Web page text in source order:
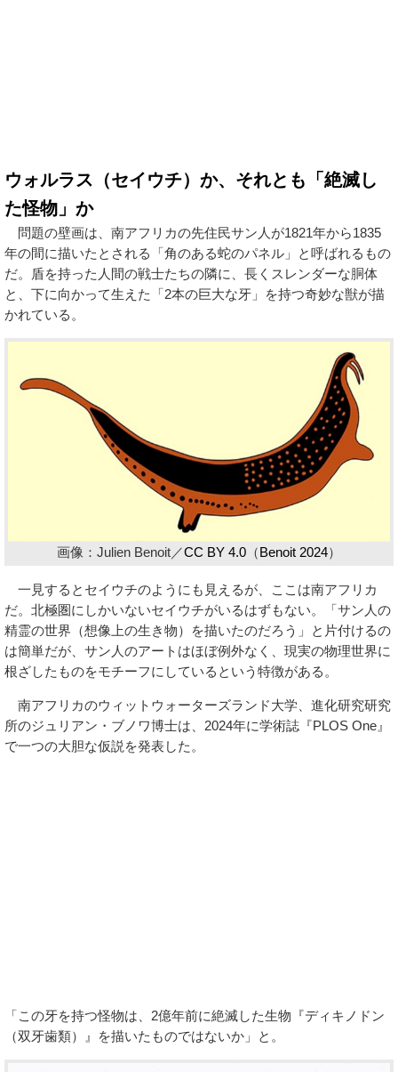
ウォルラス（セイウチ）か、それとも「絶滅し
た怪物」か
問題の壁画は、南アフリカの先住民サン人が1821年から1835
年の間に描いたとされる「角のある蛇のパネル」と呼ばれるもの
だ。盾を持った人間の戦士たちの隣に、長くスレンダーな胴体
と、下に向かって生えた「2本の巨大な牙」を持つ奇妙な獣が描
かれている。
画像：Julien Benoit／CC BY 4.0 （ Benoit 2024）
一見するとセイウチのようにも見えるが、ここは南アフリカ
だ。北極圏にしかいないセイウチがいるはずもない。「サン人の
精霊の世界（想像上の生き物）を描いたのだろう」と片付けるの
は簡単だが、サン人のアートはほぼ例外なく、現実の物理世界に
根ざしたものをモチーフにしているという特徴がある。
南アフリカのウィットウォーターズランド大学、進化研究研究
所のジュリアン・ブノワ博士は、2024年に学術誌『PLOS One』
で一つの大胆な仮説を発表した。
「この牙を持つ怪物は、2億年前に絶滅した生物『ディキノドン
（双牙歯類）』を描いたものではないか」と。